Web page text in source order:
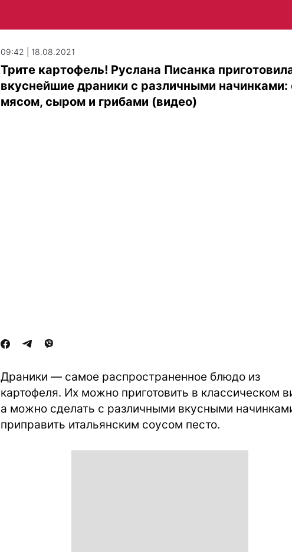
09:42 | 18.08.2021
Трите картофель! Руслана Писанка
вкуснейшие драники с различными начинками:
мясом, сыром и грибами (видео)
Драники — самое распространенное блюдо из
картофеля. Их можно приготовить в классическом
а можно сделать с различными вкусными
приправить итальянским соусом песто.